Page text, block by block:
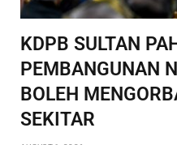
KDPB SULTAN
PEMBANGUNAN
BOLEH
SEKITAR